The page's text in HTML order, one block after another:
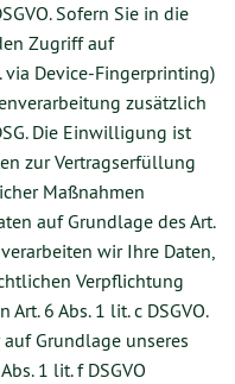
Sofern Sie in die
Zugriff auf
via Device-Fingerprinting)
zusätzlich
Die Einwilligung ist
zur Vertragserfüllung
Maßnahmen
auf Grundlage des Art.
verarbeiten wir Ihre Daten,
Verpflichtung
6 Abs. 1 lit. c DSGVO.
Grundlage unseres
1 lit. f DSGVO